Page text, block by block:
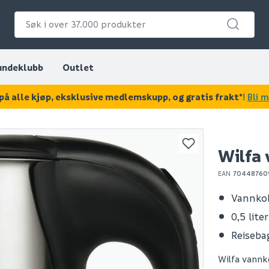
Outlet
KAN DISSE VÆRE AV INTERESSE?
Wilfa
EAN
0,5
Wilfa
på alle kjøp, eksklusive medlemskupp, og gratis frakt*! Bli